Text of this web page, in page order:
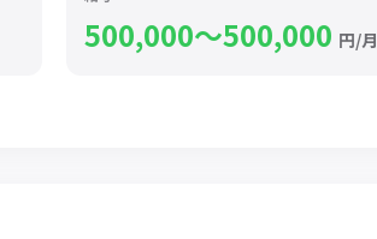
500,000〜500,000 円/月